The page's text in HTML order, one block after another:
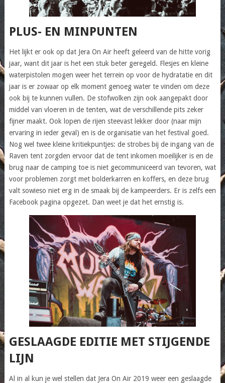
PLUS- EN MINPUNTEN
Het lijkt er ook op dat Jera On Air heeft geleerd van de hitte vorig
jaar, want dit jaar is het een stuk beter geregeld. Flesjes en kleine
waterpistolen mogen weer het terrein op voor de hydratatie en dit
jaar is er zowaar op elk moment genoeg water te vinden om deze
ook bij te kunnen vullen. De stofwolken zijn ook aangepakt door
middel van vloeren in de tenten, wat de verschillende pits zeker
fijner maakt. Ook lopen de rijen steevast lekker door (naar mijn
ervaring in ieder geval) en is de organisatie van het festival goed.
Nog wel twee kleine kritiekpuntjes: de strobes bij de ingang van de
Raven tent zorgden ervoor dat de tent inkomen moeilijker is en de
brug naar de camping toe is niet gecommuniceerd van tevoren, wat
voor problemen zorgt met bolderkarren en koffers, en deze brug
valt sowieso niet erg in de smaak bij de kampeerders. Er is zelfs een
Facebook pagina opgezet. Dan weet je dat het ernstig is.
GESLAAGDE EDITIE MET STIJGENDE
LIJN
Al in al kun je wel stellen dat Jera On Air 2019 weer een geslaagde